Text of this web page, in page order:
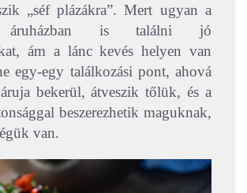
„séf plázákra”. Mert ugyan a
áruházban is találni jó
ám a lánc kevés helyen van
egy-egy találkozási pont, ahová
bekerül, átveszik tőlük, és a
beszerezhetik maguknak,
van.